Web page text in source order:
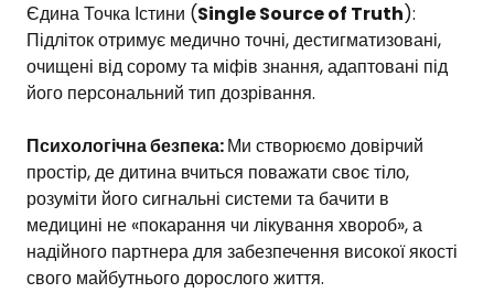
Єдина Точка Істини (Single Source of Truth):
Підліток отримує медично точні, дестигматизовані,
очищені від сорому та міфів знання, адаптовані під
його персональний тип дозрівання.
Психологічна безпека:Ми створюємо довірчий
простір, де дитина вчиться поважати своє тіло,
розуміти його сигнальні системи та бачити в
медицині не «покарання чи лікування хвороб», а
надійного партнера для забезпечення високої якості
свого майбутнього дорослого життя.